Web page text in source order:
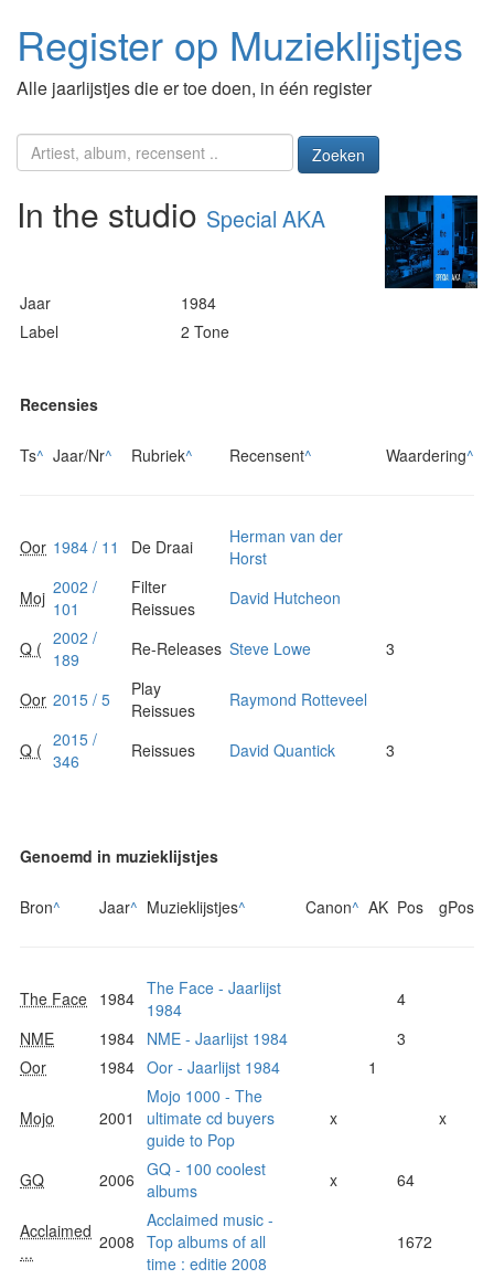
Register op Muzieklijstjes
Alle jaarlijstjes die er toe doen, in één register
Zoeken
In the studio Special AKA
Jaar
1984
Label
2 Tone
Recensies
Ts^ Jaar/Nr^ Rubriek^ Recensent^ Waardering^
Oor 1984 / 11 De Draai
Herman van der
Horst
Moj 2002 /
101
Filter
Reissues
David Hutcheon
Q ( 2002 /
189
Re-Releases Steve Lowe 3
Oor 2015 / 5
Play
Reissues
Raymond Rotteveel
Q ( 2015 /
346
Reissues David Quantick 3
Genoemd in muzieklijstjes
Bron^ Jaar^ Muzieklijstjes^ Canon^ AK Pos gPos
The Face 1984 The Face - Jaarlijst
1984
4
NME
1984 NME - Jaarlijst 1984
3
Oor
1984 Oor - Jaarlijst 1984 1
Mojo 2001
Mojo 1000 - The
ultimate cd buyers
guide to Pop
x x
GQ 2006 GQ - 100 coolest
albums
x 64
Acclaimed
...
2008
Acclaimed music -
Top albums of all
time : editie 2008
1672